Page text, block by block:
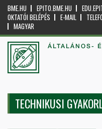
BME.HU EPITO.BME.HU
OKTATÓI BELÉPÉS
E-MAIL
MAGYAR
ÁLTALÁNOS-
TECHNIKUSI